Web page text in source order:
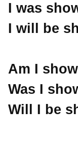
I was
I will be
Am I
Was I
Will I be